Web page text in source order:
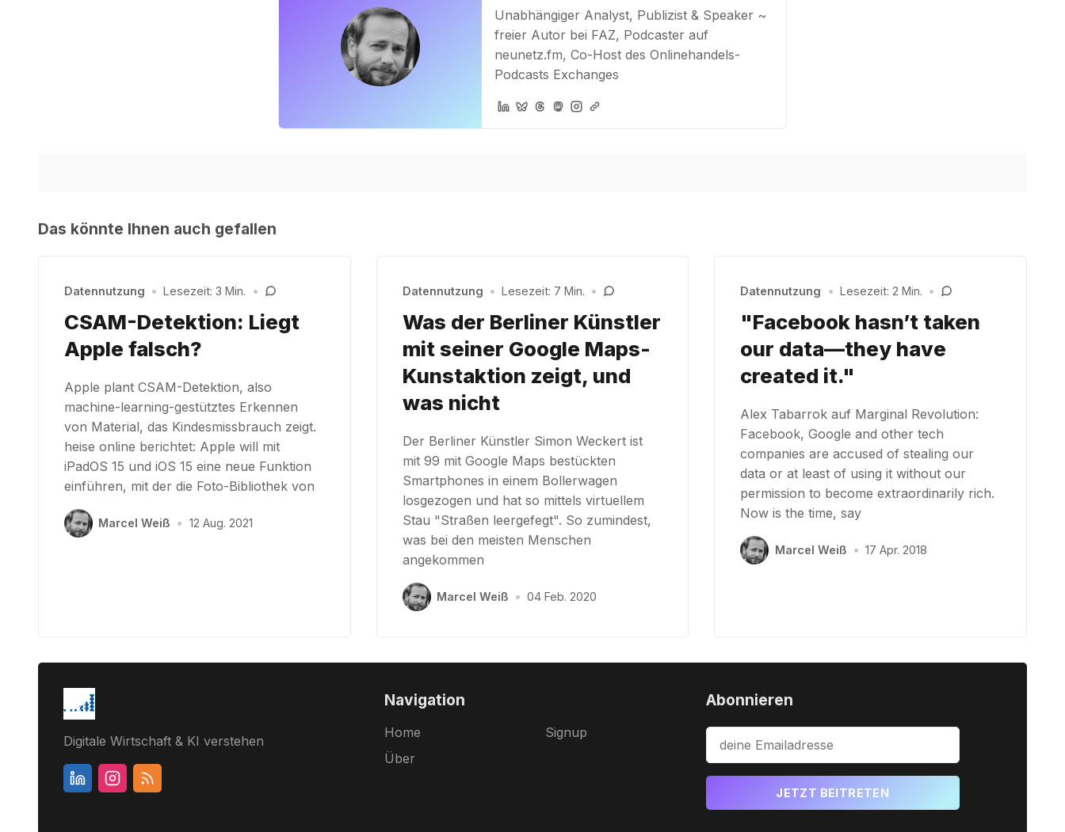
Unabhängiger Analyst, Publizist & Speaker ~
freier Autor bei FAZ, Podcaster auf
neunetz.fm, Co-Host des Onlinehandels-
Podcasts Exchanges
Das könnte Ihnen auch gefallen
Datennutzung • Lesezeit: 3 Min. •
CSAM-Detektion: Liegt
Apple falsch?
Apple plant CSAM-Detektion, also
machine-learning-gestütztes Erkennen
von Material, das Kindesmissbrauch zeigt.
heise online berichtet: Apple will mit
iPadOS 15 und iOS 15 eine neue Funktion
einführen, mit der die Foto-Bibliothek von
Marcel Weiß • 12 Aug. 2021
Datennutzung • Lesezeit: 7 Min. •
Was der Berliner Künstler
mit seiner Google Maps-
Kunstaktion zeigt, und
was nicht
Der Berliner Künstler Simon Weckert ist
mit 99 mit Google Maps bestückten
Smartphones in einem Bollerwagen
losgezogen und hat so mittels virtuellem
Stau "Straßen leergefegt". So zumindest,
was bei den meisten Menschen
angekommen
Marcel Weiß • 04 Feb. 2020
Datennutzung • Lesezeit: 2 Min. •
"Facebook hasn’t taken
our data—they have
created it."
Alex Tabarrok auf Marginal Revolution:
Facebook, Google and other tech
companies are accused of stealing our
data or at least of using it without our
permission to become extraordinarily rich.
Now is the time, say
Marcel Weiß • 17 Apr. 2018
Digitale Wirtschaft & KI verstehen
Navigation
Home
Über
Signup
Abonnieren
JETZT BEITRETEN